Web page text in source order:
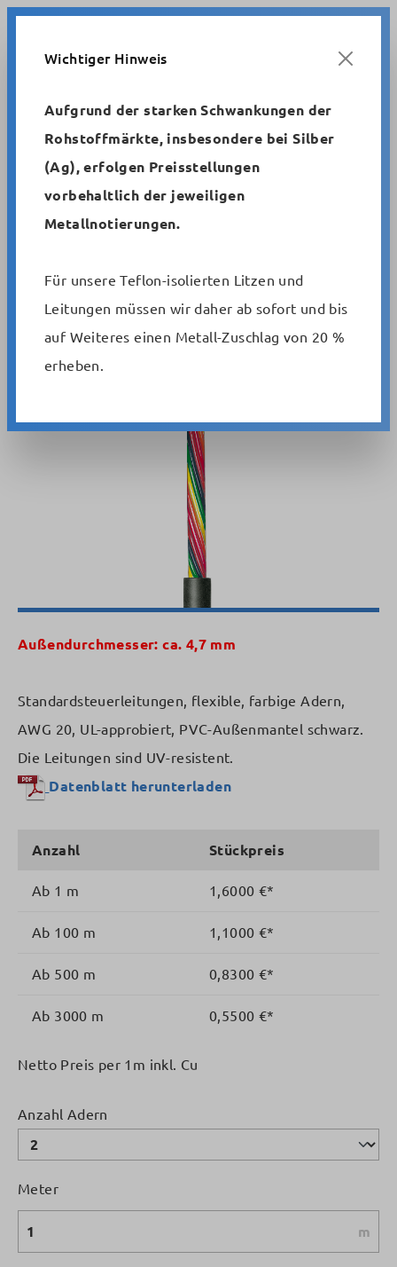
MetrofunkStandardsteuerleitungen
AWG-Steuerleitungen, geschirmt/ungeschirmt
Flexible schwarze
AWG 20 UL 2464/1061
Artikelnummer:
Bildergalerie überspringen
Außendurchmesser: ca. 4,7 mm
Standardsteuerleitungen, flexible, farbige Adern,
AWG 20, UL-approbiert, PVC-Außenmantel schwarz.
Die Leitungen sind UV-resistent.
Datenblatt herunterladen
Anzahl Stückpreis
Ab 1 m 1,6000 €*
Ab 100 m 1,1000 €*
Ab 500 m 0,8300 €*
Ab 3000 m 0,5500 €*
Netto Preis per 1m inkl. Cu
Anzahl Adern
Meter
m
Wichtiger Hinweis
Aufgrund der starken Schwankungen der
Rohstoffmärkte, insbesondere bei Silber
(Ag), erfolgen Preisstellungen
vorbehaltlich der jeweiligen
Metallnotierungen.
Für unsere Teflon-isolierten Litzen und
Leitungen müssen wir daher ab sofort und bis
auf Weiteres einen Metall-Zuschlag von 20 %
erheben.